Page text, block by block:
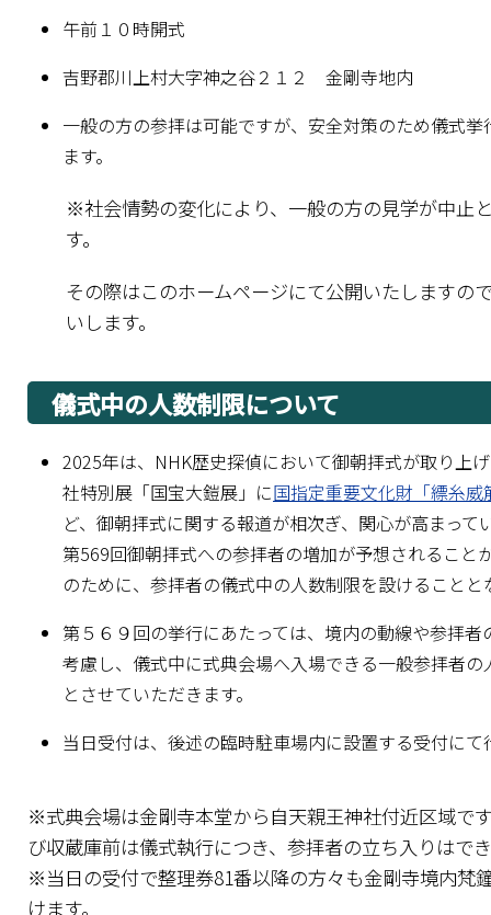
午前１０時開式
吉野郡川上村大字神之谷２１２ 金剛寺地内
一般の方の参拝は可能ですが、安全対策のため儀式
ます。
※社会情勢の変化により、一般の方の見学が中止
す。
その際はこのホームページにて公開いたしますの
いします。
儀式中の人数制限について
2025年は、NHK歴史探偵において御朝拝式が取り上
社特別展「国宝大鎧展」に国指定重要文化財「縹糸威
ど、御朝拝式に関する報道が相次ぎ、関心が高まって
第569回御朝拝式への参拝者の増加が予想されること
のために、参拝者の儀式中の人数制限を設けることと
第５６９回の挙行にあたっては、境内の動線や参拝
考慮し、儀式中に式典会場へ入場できる一般参拝者
とさせていただきます。
当日受付は、後述の臨時駐車場内に設置する受付にて
※式典会場は金剛寺本堂から自天親王神社付近区域で
び収蔵庫前は儀式執行につき、参拝者の立ち入りはで
※当日の受付で整理券81番以降の方々も金剛寺境内梵
けます。